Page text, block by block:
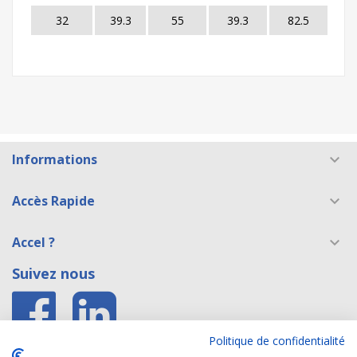
32 39.3 55 39.3 82.5
Informations 
Accès Rapide 
Accel ?

Suivez nous
Politique de confidentialité